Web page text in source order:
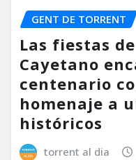
GENT DE TORRENT
Las fiestas
Cayetano
centenario
homenaje a
históricos
torrent al dia